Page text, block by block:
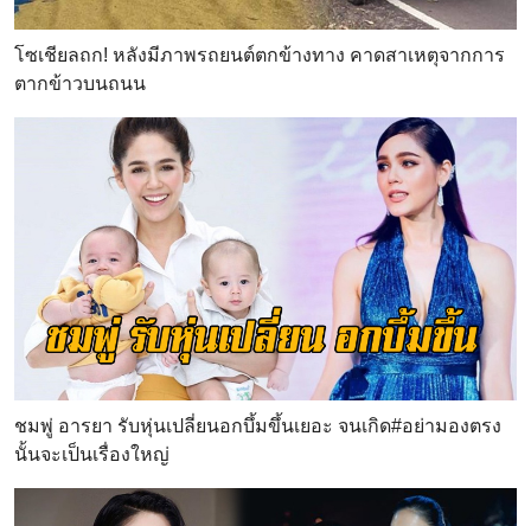
โซเชียลถก! หลังมีภาพรถยนต์ตกข้างทาง คาดสาเหตุจากการ
ตากข้าวบนถนน
ชมพู่ อารยา รับหุ่นเปลี่ยนอกบึ้มขึ้นเยอะ จนเกิด#อย่ามองตรง
นั้นจะเป็นเรื่องใหญ่